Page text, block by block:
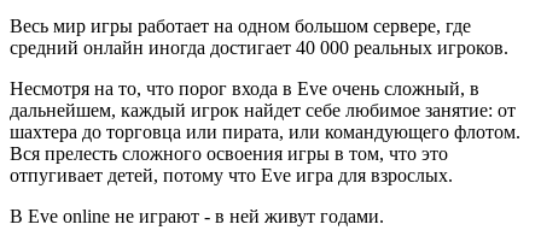
Весь мир игры работает на одном большом сервере, где
средний онлайн иногда достигает 40 000 реальных игроков.
Несмотря на то, что порог входа в Eve очень сложный, в
дальнейшем, каждый игрок найдет себе любимое занятие: от
шахтера до торговца или пирата, или командующего флотом.
Вся прелесть сложного освоения игры в том, что это
отпугивает детей, потому что Eve игра для взрослых.
В Eve online не играют - в ней живут годами.